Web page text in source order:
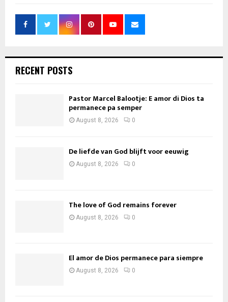
RECENT POSTS
Pastor Marcel Balootje: E amor di Dios ta
permanece pa semper
August 8, 2026 0
De liefde van God blijft voor eeuwig
August 8, 2026 0
The love of God remains forever
August 8, 2026 0
El amor de Dios permanece para siempre
August 8, 2026 0